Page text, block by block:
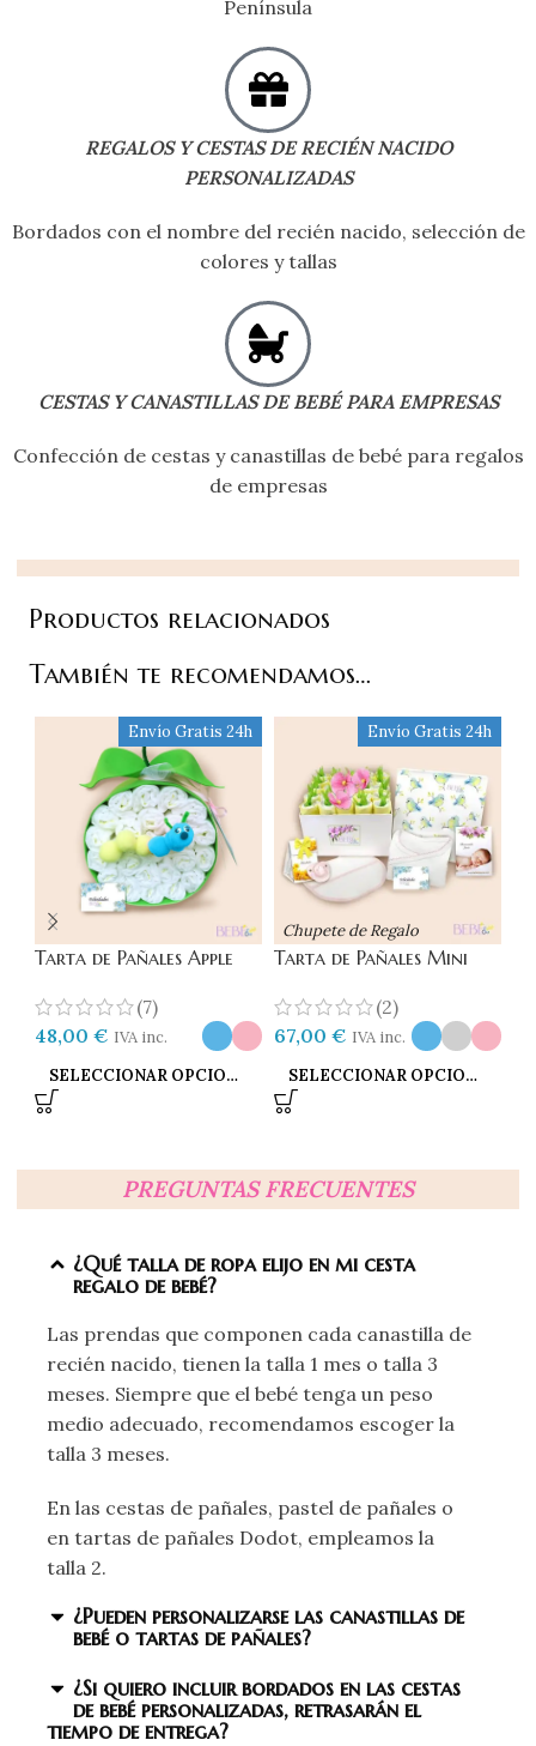
Península
REGALOS Y CESTAS DE RECIÉN NACIDO
PERSONALIZADAS
Bordados con el nombre del recién nacido, selección de
colores y tallas
CESTAS Y CANASTILLAS DE BEBÉ PARA EMPRESAS
Confección de cestas y canastillas de bebé para regalos
de empresas
Productos relacionados
También te recomendamos…
Envío Gratis 24h
Tarta de Pañales Apple
(7)
48,00 € IVA inc.
SELECCIONAR OPCIONES
Chupete de Regalo
Envío Gratis 24h
Tarta de Pañales Mini
(2)
67,00 € IVA inc.
SELECCIONAR OPCIONES
PREGUNTAS FRECUENTES
¿Qué talla de ropa elijo en mi cesta
regalo de bebé?
Las prendas que componen cada canastilla de
recién nacido, tienen la talla 1 mes o talla 3
meses. Siempre que el bebé tenga un peso
medio adecuado, recomendamos escoger la
talla 3 meses.
En las cestas de pañales, pastel de pañales o
en tartas de pañales Dodot, empleamos la
talla 2.
¿Pueden personalizarse las canastillas de
bebé o tartas de pañales?
¿Si quiero incluir bordados en las cestas
de bebé personalizadas, retrasarán el
tiempo de entrega?